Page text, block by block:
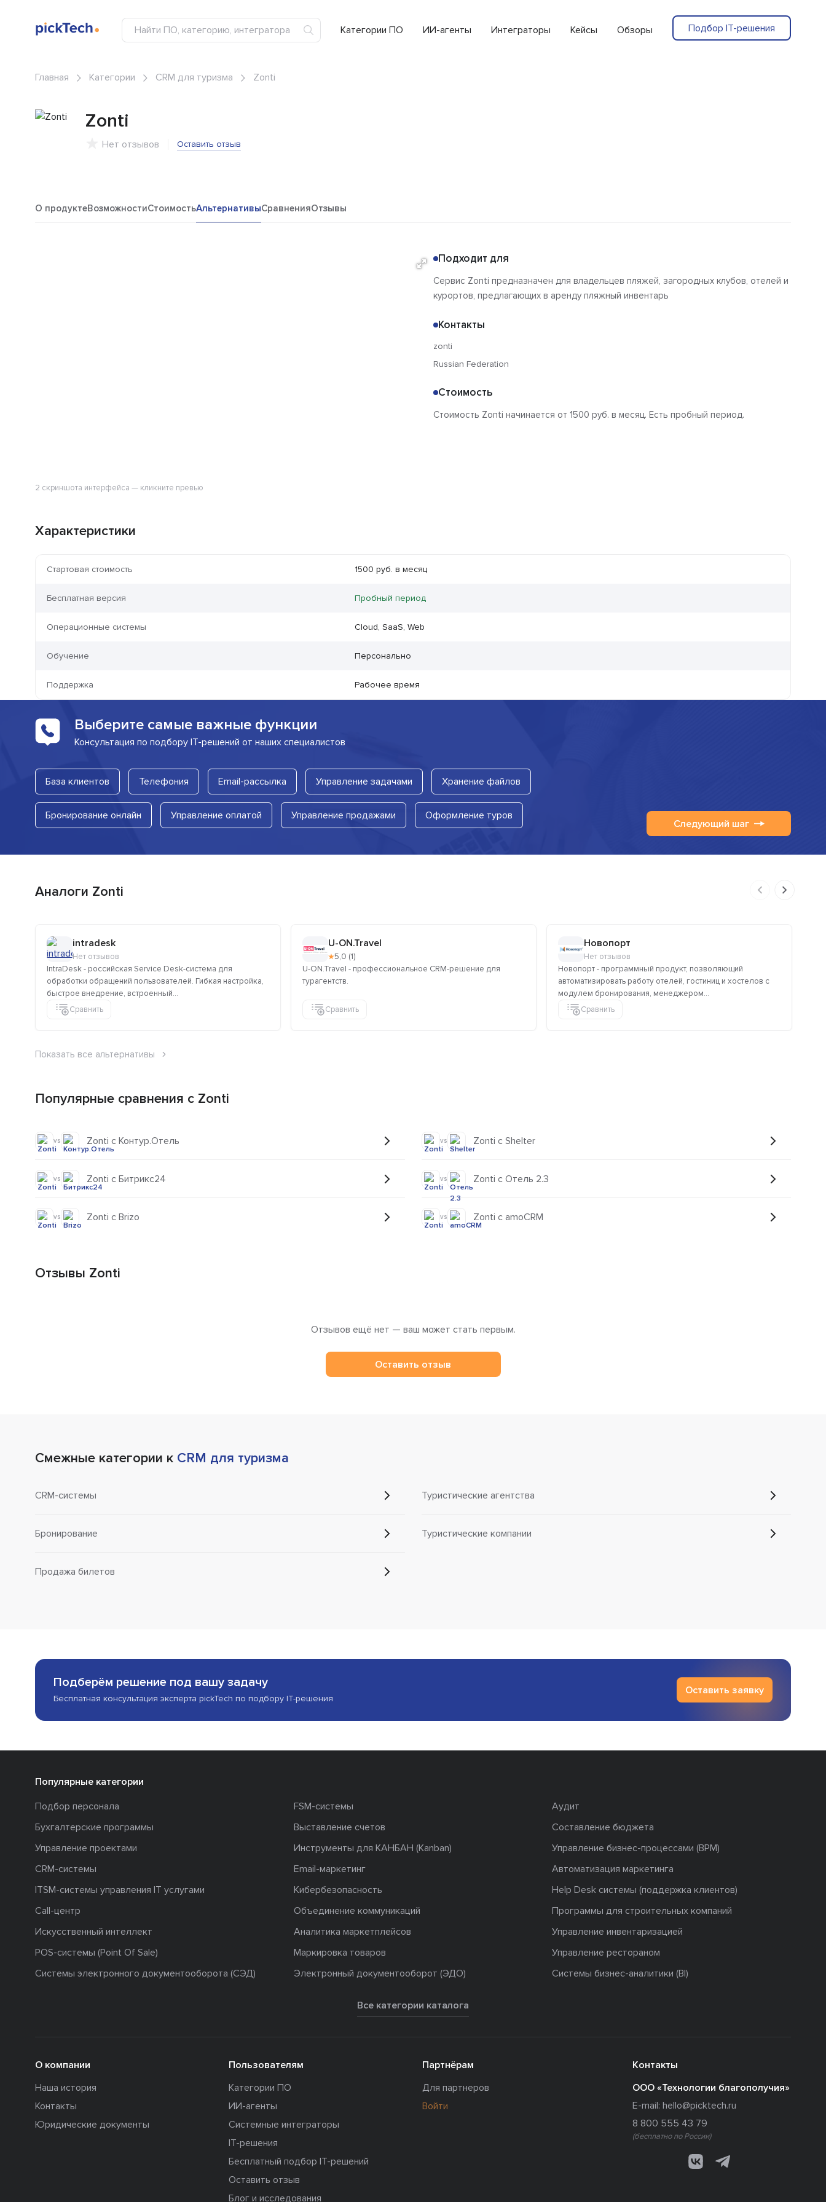
Категории ПО ИИ-агенты Интеграторы Кейсы Обзоры Подбор IT-решения
Главная Категории CRM для туризма Zonti
Zonti
Нет отзывов Оставить отзыв
О продуктеВозможностиСтоимостьАльтернативыСравненияОтзывы
2 скриншота интерфейса — кликните превью
Подходит для
Сервис Zonti предназначен для владельцев пляжей, загородных клубов, отелей и
курортов, предлагающих в аренду пляжный инвентарь
Контакты
zonti
Russian Federation
Стоимость
Стоимость Zonti начинается от 1500 руб. в месяц. Есть пробный период.
Характеристики
Стартовая стоимость 1500 руб. в месяц
Бесплатная версия Пробный период
Операционные системы Cloud, SaaS, Web
Обучение Персонально
Поддержка Рабочее время
Выберите самые важные функции
Консультация по подбору IT-решений от наших специалистов
База клиентов Телефония Email-рассылка Управление задачами Хранение файлов
Бронирование онлайн Управление оплатой Управление продажами Оформление туров
Следующий шаг
Аналоги Zonti
intradesk
Нет отзывов
IntraDesk - российская Service Desk-система для
обработки обращений пользователей. Гибкая настройка,
быстрое внедрение, встроенный...
Сравнить
U-ON.Travel
★5,0 (1)
U-ON.Travel - профессиональное CRM-решение для
турагентств.
Сравнить
Новопорт
Нет отзывов
Новопорт - программный продукт, позволяющий
автоматизировать работу отелей, гостиниц и хостелов с
модулем бронирования, менеджером...
Сравнить
Показать все альтернативы
Популярные сравнения с Zonti
vs Zonti с Контур.Отель
vs Zonti с Битрикс24
vs Zonti с Brizo
vs Zonti с Shelter
vs Zonti с Отель 2.3
vs Zonti с amoCRM
Отзывы Zonti
Отзывов ещё нет — ваш может стать первым.
Оставить отзыв
Смежные категории к CRM для туризма
CRM-системы
Бронирование
Продажа билетов
Туристические агентства
Туристические компании
Подберём решение под вашу задачу
Бесплатная консультация эксперта pickTech по подбору IT-решения
Оставить заявку
Популярные категории
Подбор персонала
FSM-системы
Аудит
Бухгалтерские программы
Выставление счетов
Составление бюджета
Управление проектами
Инструменты для КАНБАН (Kanban)
Управление бизнес-процессами (BPM)
CRM-системы
Email-маркетинг
Автоматизация маркетинга
ITSM-системы управления IT услугами
Кибербезопасность
Help Desk системы (поддержка клиентов)
Call-центр
Объединение коммуникаций
Программы для строительных компаний
Искусственный интеллект
Аналитика маркетплейсов
Управление инвентаризацией
POS-системы (Point Of Sale)
Маркировка товаров
Управление рестораном
Системы электронного документооборота (СЭД)
Электронный документооборот (ЭДО) Системы бизнес-аналитики (BI)
Все категории каталога
О компании
Наша история
Контакты
Юридические документы
Пользователям
Категории ПО
ИИ-агенты
Системные интеграторы
IT-решения
Бесплатный подбор IT-решений
Оставить отзыв
Блог и исследования
Партнёрам
Для партнеров
Войти
Контакты
ООО «Технологии благополучия»
E-mail: hello@picktech.ru
8 800 555 43 79
(бесплатно по России)